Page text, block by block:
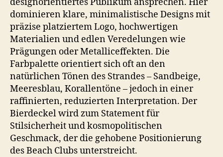
dominieren klare, minimalistische Designs mit
präzise platziertem Logo, hochwertigen
Materialien und edlen Veredelungen wie
Prägungen oder Metalliceffekten. Die
Farbpalette orientiert sich oft an den
natürlichen Tönen des Strandes – Sandbeige,
Meeresblau, Korallentöne – jedoch in einer
raffinierten, reduzierten Interpretation. Der
Bierdeckel wird zum Statement für
Stilsicherheit und kosmopolitischen
Geschmack, der die gehobene Positionierung
des Beach Clubs unterstreicht.